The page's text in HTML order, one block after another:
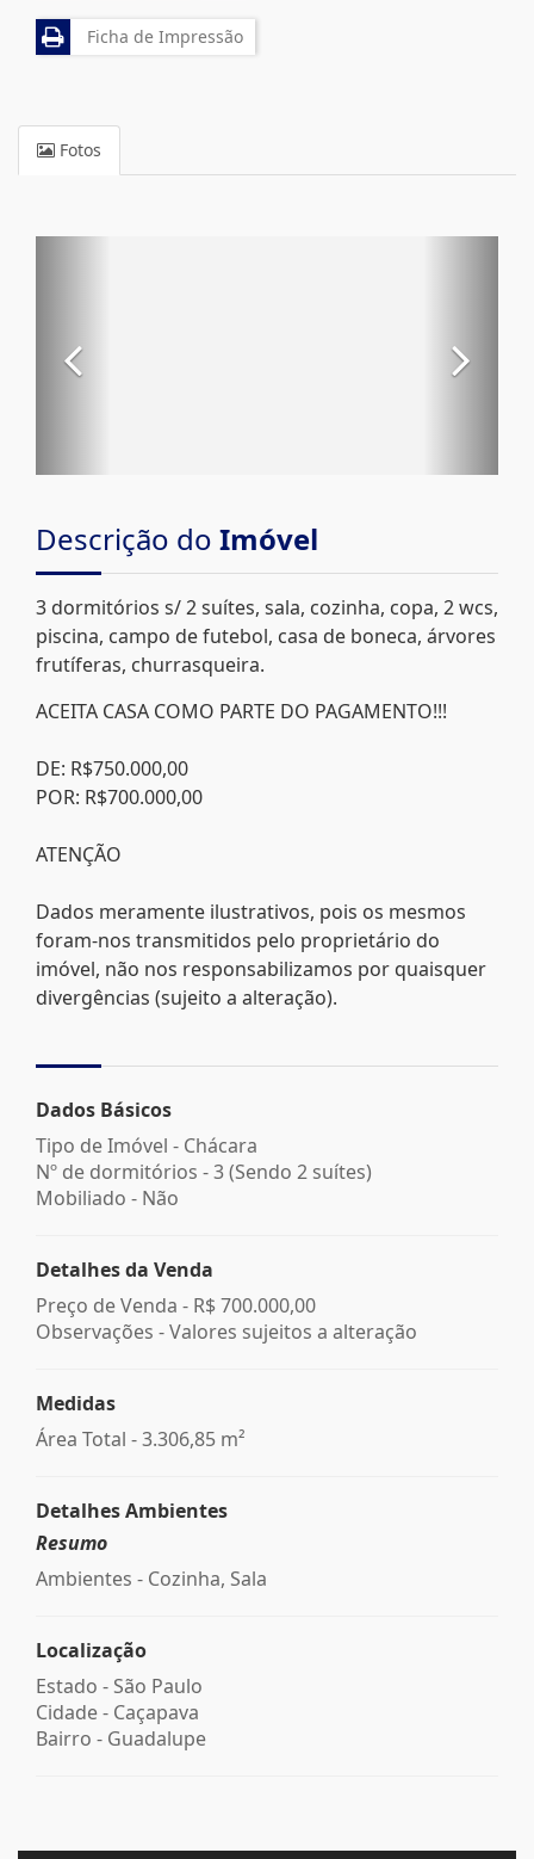
Ficha de Impressão
Fotos
Descrição do Imóvel
3 dormitórios s/ 2 suítes, sala, cozinha, copa, 2 wcs,
piscina, campo de futebol, casa de boneca, árvores
frutíferas, churrasqueira.
ACEITA CASA COMO PARTE DO PAGAMENTO!!!
DE: R$750.000,00
POR: R$700.000,00
ATENÇÃO
Dados meramente ilustrativos, pois os mesmos
foram-nos transmitidos pelo proprietário do
imóvel, não nos responsabilizamos por quaisquer
divergências (sujeito a alteração).
Dados Básicos
Tipo de Imóvel - Chácara
Nº de dormitórios - 3 (Sendo 2 suítes)
Mobiliado - Não
Detalhes da Venda
Preço de Venda - R$ 700.000,00
Observações - Valores sujeitos a alteração
Medidas
Área Total - 3.306,85 m²
Detalhes Ambientes
Resumo
Ambientes - Cozinha, Sala
Localização
Estado - São Paulo
Cidade - Caçapava
Bairro - Guadalupe